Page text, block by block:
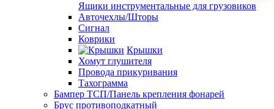
Ящики инструментальные для грузовиков
Авточехлы/Шторы
Сигнал
Коврики
Крышки
Хомут глушителя
Провода прикуривания
Тахограмма
Бампер ТСП/Панель крепления фонарей
Брус противоподкатный